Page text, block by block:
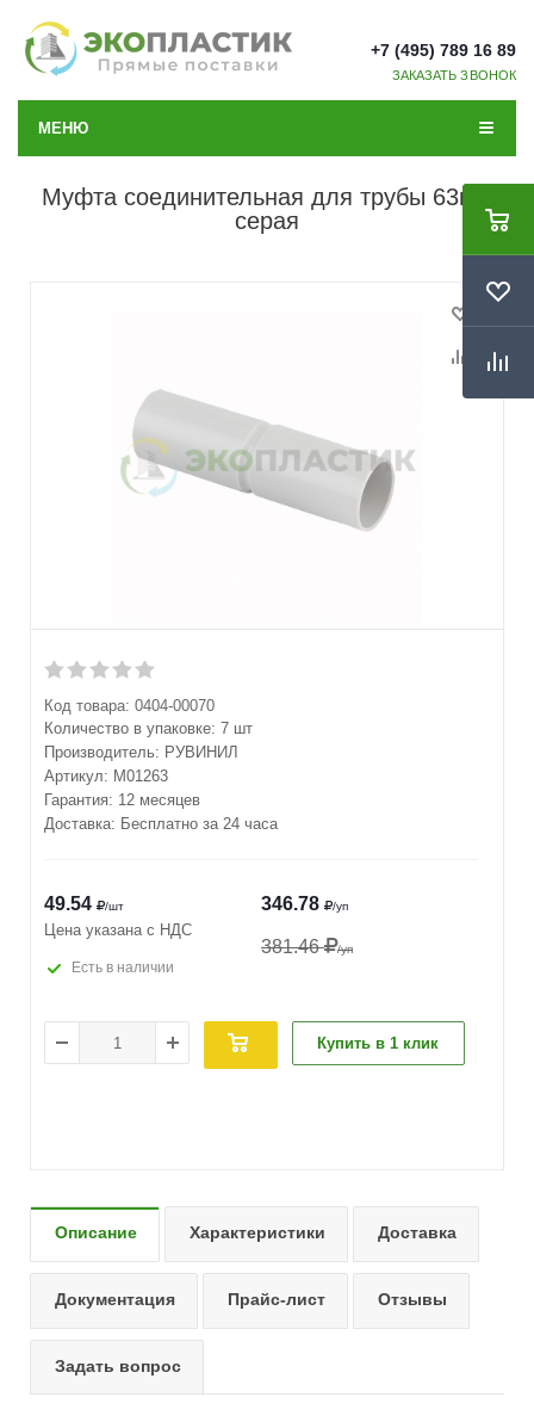
+7 (495) 789 16 89
ЗАКАЗАТЬ ЗВОНОК
МЕНЮ
Муфта соединительная для трубы 63мм
серая
Код товара: 0404-00070
Количество в упаковке: 7 шт
Производитель: РУВИНИЛ
Артикул: М01263
Гарантия: 12 месяцев
Доставка: Бесплатно за 24 часа
346.78 /уп
381.46 /уп
49.54 /шт
Цена указана с НДС
Есть в наличии
Купить в 1 клик
Описание Характеристики Доставка
Документация Прайс-лист Отзывы
Задать вопрос